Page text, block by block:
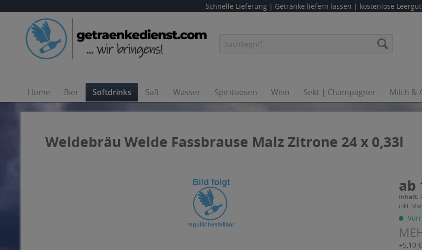
Schnelle Lieferung | Getränke liefern lassen | kostenlose
Home Bier Softdrinks Saft Wasser Spirituosen Wein Sekt | Champagner Milch &
Weldebräu Welde Fassbrause Malz Zitrone 24 x 0,33l
ab
Inhalt:
inkl.
+5,10